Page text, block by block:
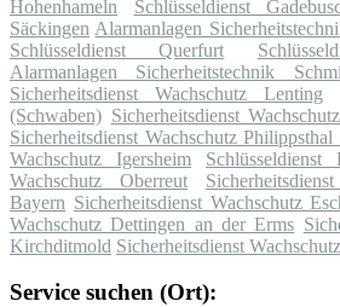
Hohenhameln
Schlüsseldienst
Säckingen Alarmanlagen
Schlüsseldienst Querfurt
Alarmanlagen Sicherheitstechnik
Sicherheitsdienst Wachschutz Lenting
(Schwaben) Sicherheitsdienst
Sicherheitsdienst Wachschutz Philippsthal
Wachschutz Igersheim
Schlüsseldienst
Wachschutz Oberreut
Bayern Sicherheitsdienst Wachschutz
Wachschutz Dettingen an der Erms
Kirchditmold Sicherheitsdienst
Service suchen (Ort):